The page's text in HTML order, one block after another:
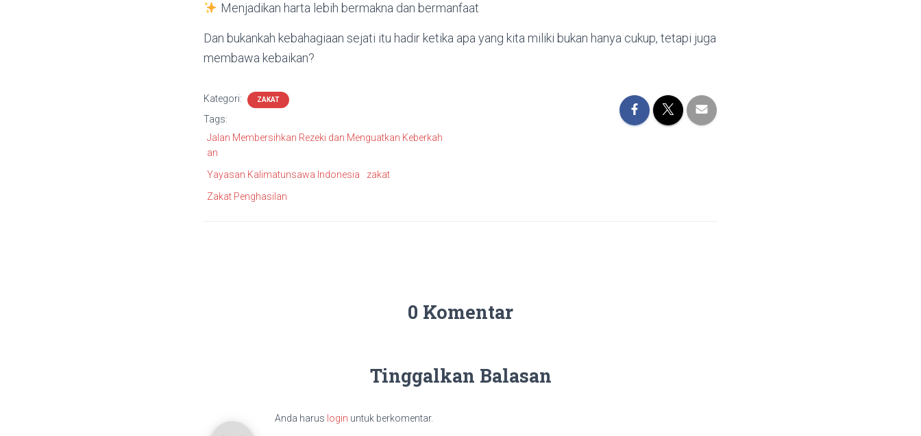
Menjadikan harta lebih bermakna dan bermanfaat
Dan bukankah kebahagiaan sejati itu hadir ketika apa yang kita miliki bukan hanya cukup, tetapi juga
membawa kebaikan?
Kategori: ZAKAT
Tags:
Jalan Membersihkan Rezeki dan Menguatkan Keberkah
an
Yayasan Kalimatunsawa Indonesia
zakat
Zakat Penghasilan
0 Komentar
Tinggalkan Balasan
Anda harus login untuk berkomentar.